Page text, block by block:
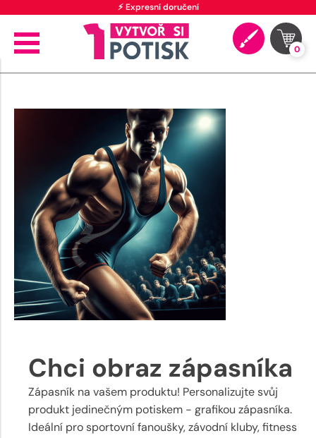
⚡ Expresní doručení
0
Chci obraz zápasníka
Zápasník na vašem produktu! Personalizujte svůj
produkt jedinečným potiskem - grafikou zápasníka.
Ideální pro sportovní fanoušky, závodní kluby, fitness